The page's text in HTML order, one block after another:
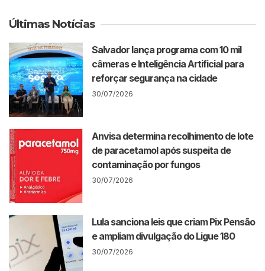
Últimas Notícias
Salvador lança programa com 10 mil
câmeras e Inteligência Artificial para
reforçar segurança na cidade
30/07/2026
Anvisa determina recolhimento de lote
de paracetamol após suspeita de
contaminação por fungos
30/07/2026
Lula sanciona leis que criam Pix Pensão
e ampliam divulgação do Ligue 180
30/07/2026